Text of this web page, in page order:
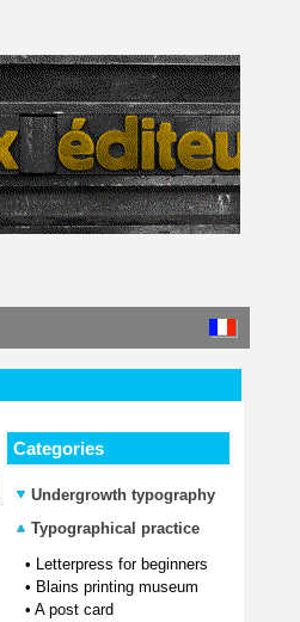
Categories
Undergrowth typography
Typographical practice
• Letterpress for beginners
• Blains printing museum
• A post card